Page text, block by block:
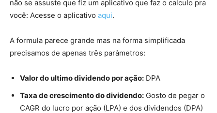
não se assuste que fiz um aplicativo que faz o calculo pra
você: Acesse o aplicativo aqui.
A formula parece grande mas na forma simplificada
precisamos de apenas três parâmetros:
Valor do ultimo dividendo por ação: DPA
Taxa de crescimento do dividendo: Gosto de pegar o
CAGR do lucro por ação (LPA) e dos dividendos (DPA)